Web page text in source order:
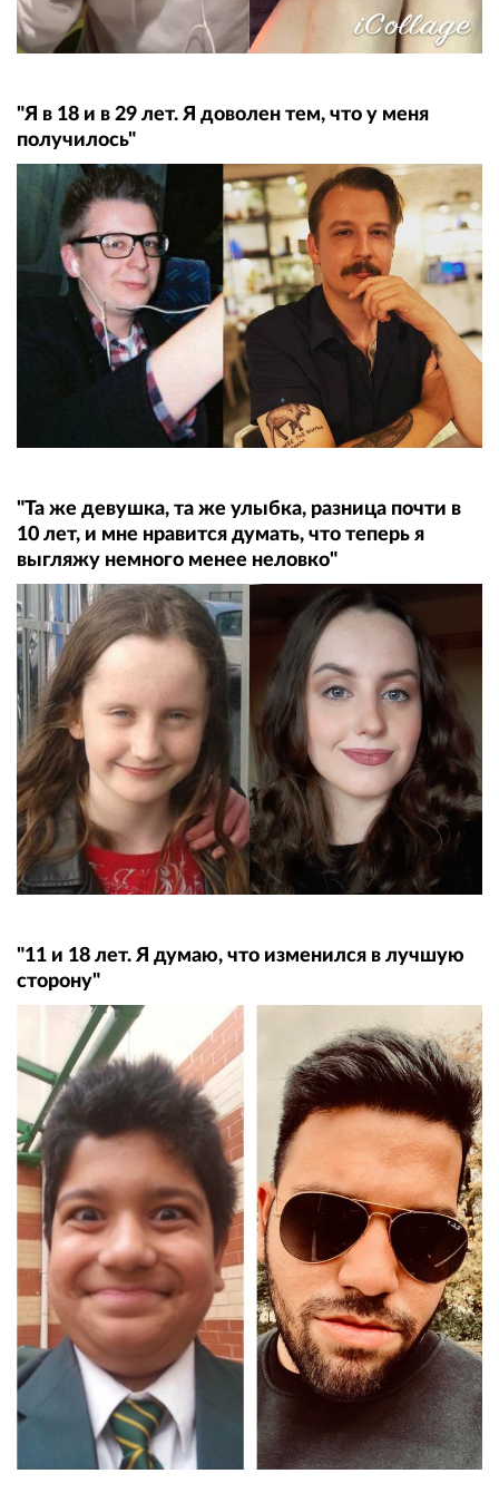
"Я в 18 и в 29 лет. Я доволен тем, что у меня
получилось"
"Та же девушка, та же улыбка, разница почти в
10 лет, и мне нравится думать, что теперь я
выгляжу немного менее неловко"
"11 и 18 лет. Я думаю, что изменился в лучшую
сторону"